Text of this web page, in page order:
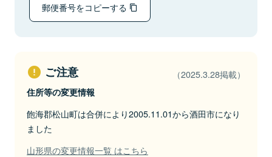
郵便番号をコピーする
ご注意 （2025.3.28掲載）
住所等の変更情報
飽海郡松山町は合併により2005.11.01から酒田市になり
ました
山形県の変更情報一覧 はこちら